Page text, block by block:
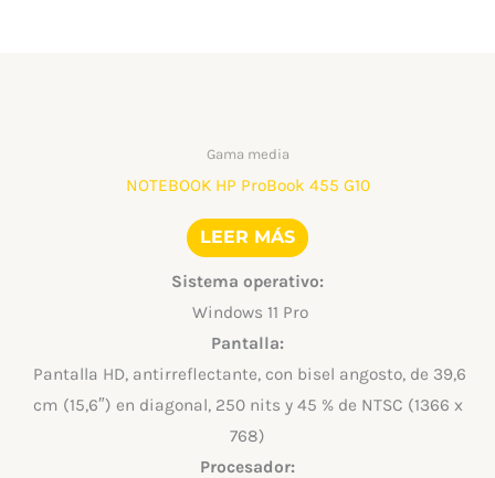
Gama media
NOTEBOOK HP ProBook 455 G10
LEER MÁS
Sistema operativo:
Windows 11 Pro
Pantalla:
Pantalla HD, antirreflectante, con bisel angosto, de 39,6
cm (15,6″) en diagonal, 250 nits y 45 % de NTSC (1366 x
768)
Procesador: